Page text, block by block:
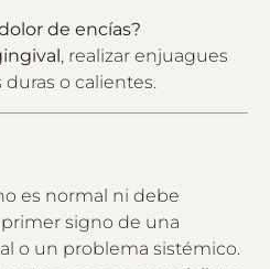
de encías?
, realizar enjuagues
duras o calientes.
es normal ni debe
signo de una
o un problema sistémico.